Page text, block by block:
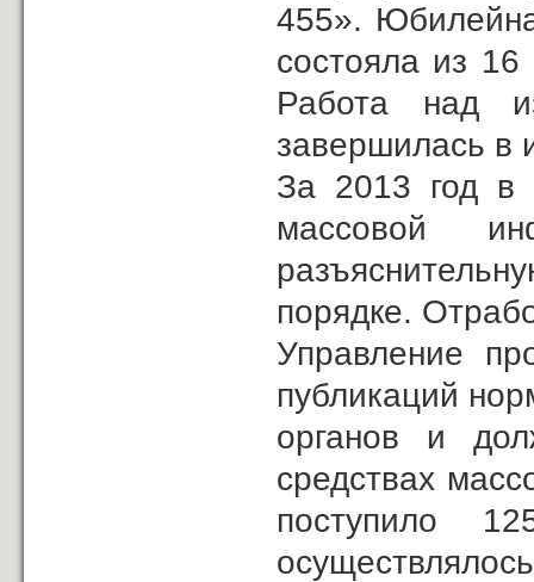
455».
состояла из
Работа над
завершилась в
За 2013 год в
массовой
порядке.
Управление
публикаций
органов и
средствах
поступило